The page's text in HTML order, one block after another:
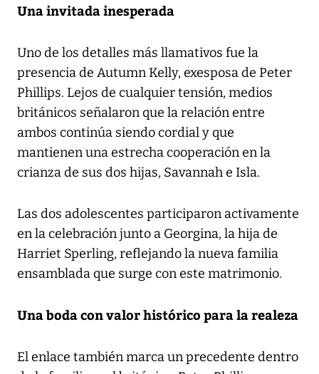
Una invitada inesperada
Uno de los detalles más llamativos fue la
presencia de Autumn Kelly, exesposa de Peter
Phillips. Lejos de cualquier tensión, medios
británicos señalaron que la relación entre
ambos continúa siendo cordial y que
mantienen una estrecha cooperación en la
crianza de sus dos hijas, Savannah e Isla.
Las dos adolescentes participaron activamente
en la celebración junto a Georgina, la hija de
Harriet Sperling, reflejando la nueva familia
ensamblada que surge con este matrimonio.
Una boda con valor histórico para la realeza
El enlace también marca un precedente dentro